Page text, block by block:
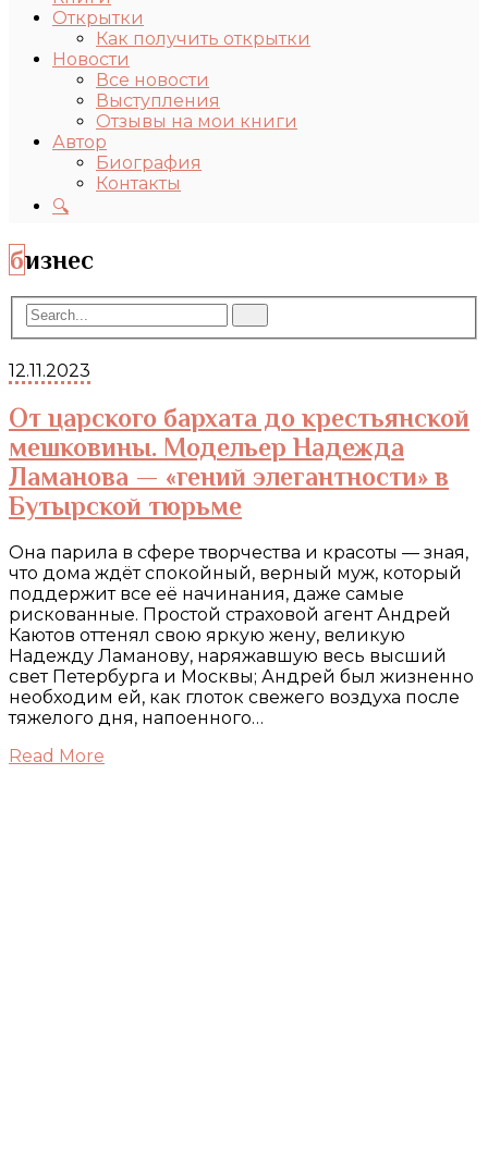
Открытки
Как получить открытки
Новости
Все новости
Выступления
Отзывы на мои книги
Автор
Биография
Контакты
🔍
бизнес
12.11.2023
От царского бархата до крестьянской
мешковины. Модельер Надежда
Ламанова — «гений элегантности» в
Бутырской тюрьме
Она парила в сфере творчества и красоты — зная,
что дома ждёт спокойный, верный муж, который
поддержит все её начинания, даже самые
рискованные. Простой страховой агент Андрей
Каютов оттенял свою яркую жену, великую
Надежду Ламанову, наряжавшую весь высший
свет Петербурга и Москвы; Андрей был жизненно
необходим ей, как глоток свежего воздуха после
тяжелого дня, напоенного…
Read More